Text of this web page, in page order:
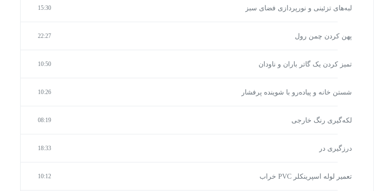
لبه‌های تزئینی و نورپردازی فضای سبز 15:30
پهن کردن چمن رول 22:27
تمیز کردن یک گاتر باران و ناودان 10:50
شستن خانه و پیاده‌رو با شوینده پرفشار 10:26
لکه‌گیری رنگ خارجی 08:19
درزگیری در 18:33
تعمیر لوله اسپرینکلر PVC خراب 10:12